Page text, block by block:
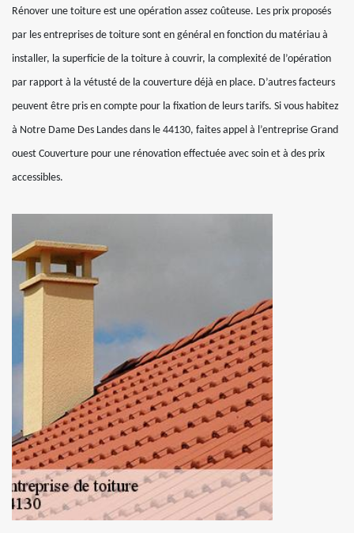
Rénover une toiture est une opération assez coûteuse. Les prix proposés
par les entreprises de toiture sont en général en fonction du matériau à
installer, la superficie de la toiture à couvrir, la complexité de l’opération
par rapport à la vétusté de la couverture déjà en place. D’autres facteurs
peuvent être pris en compte pour la fixation de leurs tarifs. Si vous habitez
à Notre Dame Des Landes dans le 44130, faites appel à l’entreprise Grand
ouest Couverture pour une rénovation effectuée avec soin et à des prix
accessibles.